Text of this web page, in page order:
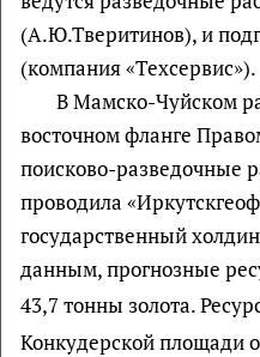
(А.Ю.Тверитинов), и
(компания «Техсервис»).
В Мамско-Чуйском
восточном фланге
поисково-разведочные
проводила
государственный
данным, прогнозные
43,7 тонны золота.
Конкудерской площади